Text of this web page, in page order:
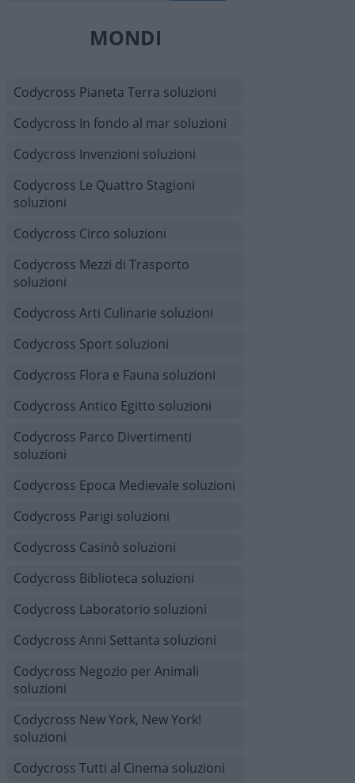
MONDI
Codycross Pianeta Terra soluzioni
Codycross In fondo al mar soluzioni
Codycross Invenzioni soluzioni
Codycross Le Quattro Stagioni
soluzioni
Codycross Circo soluzioni
Codycross Mezzi di Trasporto
soluzioni
Codycross Arti Culinarie soluzioni
Codycross Sport soluzioni
Codycross Flora e Fauna soluzioni
Codycross Antico Egitto soluzioni
Codycross Parco Divertimenti
soluzioni
Codycross Epoca Medievale soluzioni
Codycross Parigi soluzioni
Codycross Casinò soluzioni
Codycross Biblioteca soluzioni
Codycross Laboratorio soluzioni
Codycross Anni Settanta soluzioni
Codycross Negozio per Animali
soluzioni
Codycross New York, New York!
soluzioni
Codycross Tutti al Cinema soluzioni